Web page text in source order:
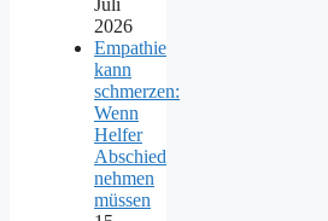
2026
Empathie
kann
schmerzen:
Wenn
Helfer
Abschied
nehmen
müssen